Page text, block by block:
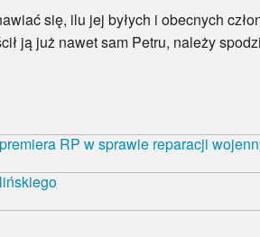
się, ilu jej byłych i obecnych
ją już nawet sam Petru, należy
RP w sprawie reparacji